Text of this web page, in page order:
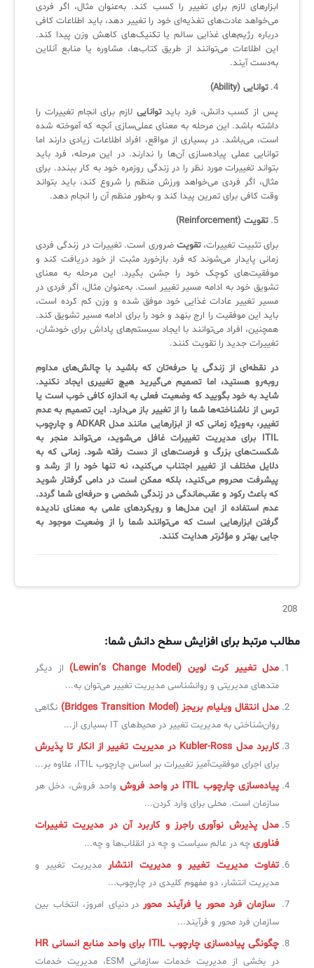
ابزارهای لازم برای تغییر را کسب کند. به‌عنوان مثال، اگر فردی
می‌خواهد عادت‌های تغذیه‌ای خود را تغییر دهد، باید اطلاعات کافی
درباره رژیم‌های غذایی سالم یا تکنیک‌های کاهش وزن پیدا کند.
این اطلاعات می‌توانند از طریق کتاب‌ها، مشاوره یا منابع آنلاین
به‌دست آیند.
4. توانایی (Ability)
پس از کسب دانش، فرد بایدتواناییلازم برای انجام تغییرات را
داشته باشد. این مرحله به معنای عملی‌سازی آنچه که آموخته شده
است، می‌باشد. در بسیاری از مواقع، افراد اطلاعات زیادی دارند اما
توانایی عملی پیاده‌سازی آن‌ها را ندارند. در این مرحله، فرد باید
بتواند تغییرات مورد نظر را در زندگی روزمره خود به کار ببندد. برای
مثال، اگر فردی می‌خواهد ورزش منظم را شروع کند، باید بتواند
وقت کافی برای تمرین پیدا کند و به‌طور منظم آن را انجام دهد.
5. تقویت (Reinforcement)
برای تثبیت تغییرات،تقویت ضروری است. تغییرات در زندگی فردی
زمانی پایدار می‌شوند که فرد بازخورد مثبت از خود دریافت کند و
موفقیت‌های کوچک خود را جشن بگیرد. این مرحله به معنای
تشویق خود به ادامه مسیر تغییر است. به‌عنوان مثال، اگر فردی در
مسیر تغییر عادات غذایی خود موفق شده و وزن کم کرده است،
باید این موفقیت را ارج بنهد و خود را برای ادامه مسیر تشویق کند.
همچنین، افراد می‌توانند با ایجاد سیستم‌های پاداش برای خودشان،
تغییرات جدید را تقویت کنند.
در نقطه‌ای از زندگی یا حرفه‌تان که باشید با چالش‌های مداوم
روبه‌رو هستید، اما تصمیم می‌گیرید هیچ تغییری ایجاد نکنید.
شاید به خود بگویید که وضعیت فعلی به اندازه کافی خوب است یا
ترس از ناشناخته‌ها شما را از تغییر باز می‌دارد. این تصمیم به عدم
تغییر، به‌ویژه زمانی که از ابزارهایی مانند مدل ADKAR و چارچوب
ITIL برای مدیریت تغییرات غافل می‌شوید، می‌تواند منجر به
شکست‌های بزرگ و فرصت‌های از دست رفته شود. زمانی که به
دلایل مختلف از تغییر اجتناب می‌کنید، نه تنها خود را از رشد و
پیشرفت محروم می‌کنید، بلکه ممکن است در دامی گرفتار شوید
که باعث رکود و عقب‌ماندگی در زندگی شخصی و حرفه‌ای شما گردد.
عدم استفاده از این مدل‌ها و رویکردهای علمی به معنای نادیده
گرفتن ابزارهایی است که می‌توانند شما را از وضعیت موجود به
جایی بهتر و مؤثرتر هدایت کنند.
208
مطالب مرتبط برای افزایش سطح دانش شما:
مدل تغییر کرت لوین (Lewin’s Change Model)
از دیگر
متدهای مدیریتی و روانشناسی مدیریت تغییر می‌توان به...
مدل انتقال ویلیام بریجز (Bridges Transition Model)
نگاهی
روان‌شناختی به مدیریت تغییر در محیط‌های IT بسیاری از...
کاربرد مدل Kubler-Ross در مدیریت تغییر از انکار تا پذیرش
برای اجرای موفقیت‌آمیز تغییرات بر اساس چارچوب ITIL، علاوه بر...
پیاده‌سازی چارچوب ITIL در واحد فروش
واحد فروش، دخل هر
سازمان است. محلی برای وارد کردن...
مدل پذیرش نوآوری راجرز و کاربرد آن در مدیریت تغییرات
فناوری چه در عالم سیاست و چه در انقلاب‌ها و چه...
تفاوت مدیریت تغییر و مدیریت انتشار مدیریت تغییر و
مدیریت انتشار، دو مفهوم کلیدی در چارچوب...
سازمان فرد محور یا فرآیند محور در دنیای امروز، انتخاب بین
سازمان فرد محور و فرآیند...
چگونگی پیاده‌سازی چارچوب ITIL‌ برای واحد منابع انسانی HR
در بخشی از مدیریت خدمات سازمانی ESM، مدیریت خدمات